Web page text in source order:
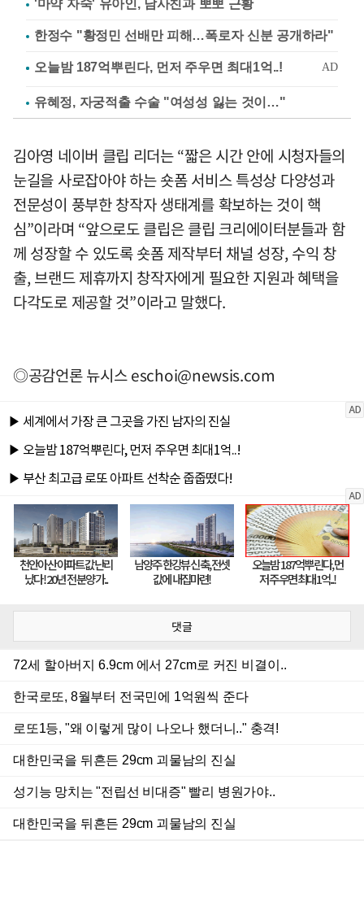
'마약 자숙' 유아인, 남사친과 뽀뽀 근황
한정수 "황정민 선배만 피해…폭로자 신분 공개하라"
유혜정, 자궁적출 수술 "여성성 잃는 것이…"
김아영 네이버 클립 리더는 “짧은 시간 안에 시청자들의
눈길을 사로잡아야 하는 숏폼 서비스 특성상 다양성과
전문성이 풍부한 창작자 생태계를 확보하는 것이 핵
심”이라며 “앞으로도 클립은 클립 크리에이터분들과 함
께 성장할 수 있도록 숏폼 제작부터 채널 성장, 수익 창
출, 브랜드 제휴까지 창작자에게 필요한 지원과 혜택을
다각도로 제공할 것”이라고 말했다.
◎공감언론 뉴시스eschoi@newsis.com
댓글